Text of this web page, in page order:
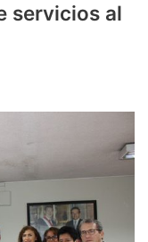
servicios al